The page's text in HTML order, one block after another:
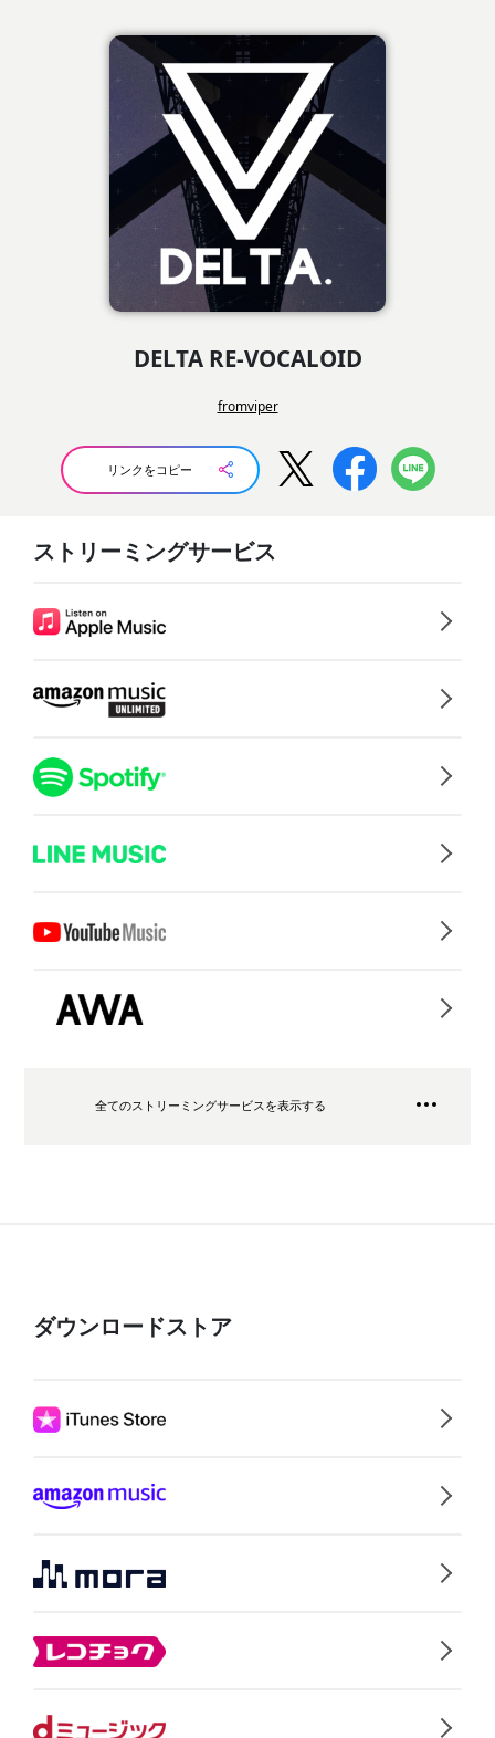
DELTA RE-VOCALOID
fromviper
リンクをコピー
ストリーミングサービス
全てのストリーミングサービスを表示する
ダウンロードストア